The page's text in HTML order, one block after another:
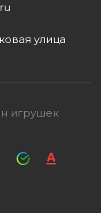
улица
игрушек